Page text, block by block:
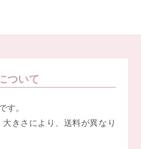
ついて
す。
きさにより、送料が異なり